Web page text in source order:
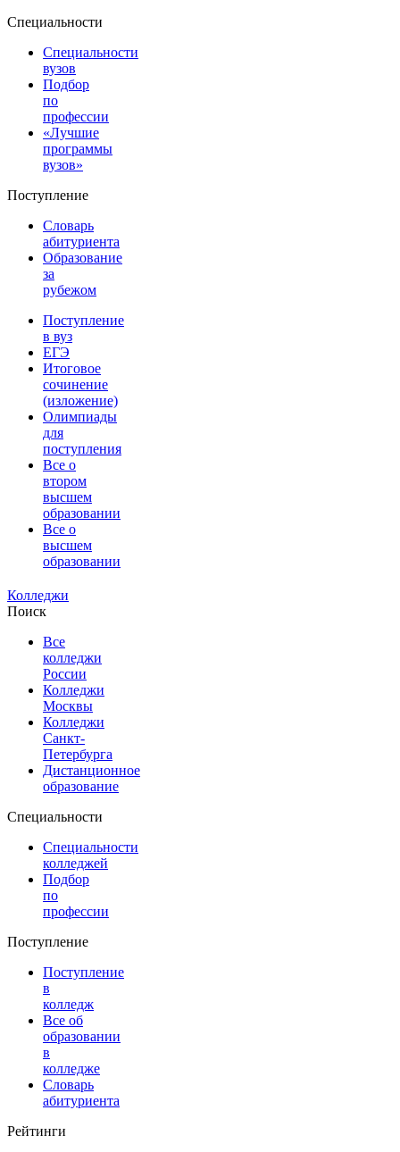
Специальности
Специальности
вузов
Подбор
по
профессии
«Лучшие
программы
вузов»
Поступление
Словарь
абитуриента
Образование
за
рубежом
Поступление
в вуз
ЕГЭ
Итоговое
сочинение
(изложение)
Олимпиады
для
поступления
Все о
втором
высшем
образовании
Все о
высшем
образовании
Колледжи
Поиск
Все
колледжи
России
Колледжи
Москвы
Колледжи
Санкт-
Петербурга
Дистанционное
образование
Специальности
Специальности
колледжей
Подбор
по
профессии
Поступление
Поступление
в
колледж
Все об
образовании
в
колледже
Словарь
абитуриента
Рейтинги